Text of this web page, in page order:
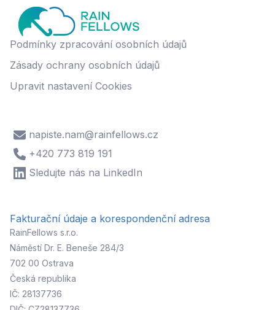
Podmínky zpracování osobních údajů
Zásady ochrany osobních údajů
Upravit nastavení Cookies
napiste.nam@rainfellows.cz
+420 773 819 191
Sledujte nás na LinkedIn
Fakturační údaje a korespondenční adresa
RainFellows s.r.o.
Náměstí Dr. E. Beneše 284/3
702 00 Ostrava
Česká republika
IČ: 28137736